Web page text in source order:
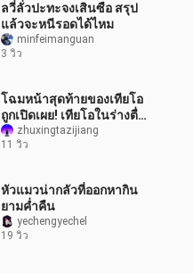
ลวี่ลั่วปะทะจงเสินซือ สรุป
แล้วจะหนีรอดได้ไหม
minfeimanguan
3 วิว
โฉมหน้าสุดท้ายของเทียโอ
ถูกเปิดเผย! เทียโอในร่างตื่น
醒 แสงหินแห่งลมหายใจได้
พบกับบุคคลที่ไม่คาดคิด
zhuxingtazijiang
11 วิว
หัวแมวน่ากลัวที่ออกหากิน
ยามค่ำคืน
yechengyechel
19 วิว